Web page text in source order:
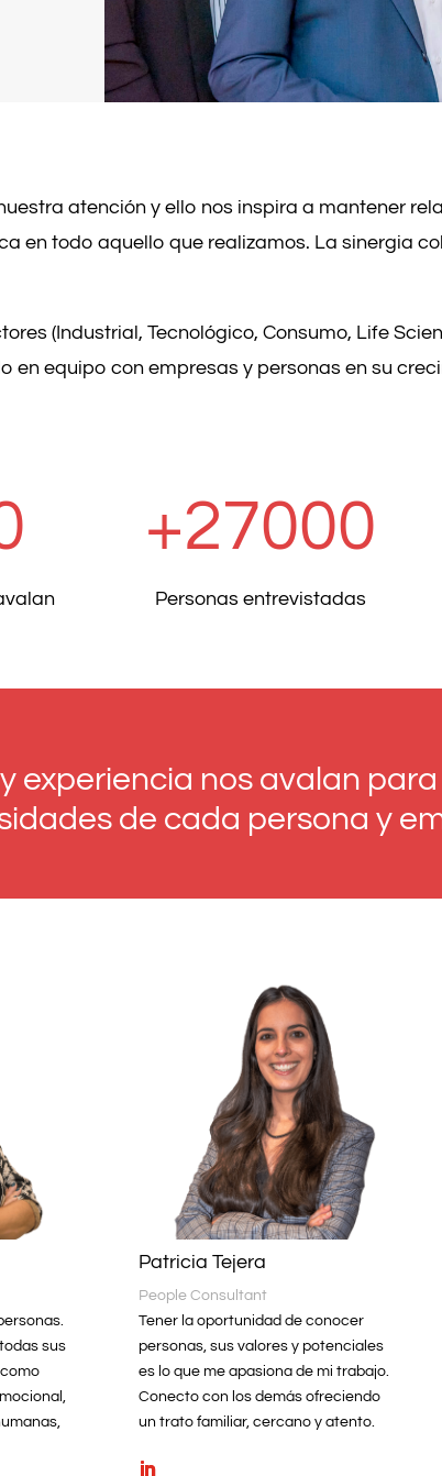
atención y ello nos inspira a mantener
en todo aquello que realizamos. La sinergia
(Industrial, Tecnológico, Consumo, Life
en equipo con empresas y personas en su
+27000
Personas entrevistadas
experiencia nos avalan
de cada persona y
sus
Patricia Tejera
People Consultant
Tener la oportunidad de conocer
personas, sus valores y potenciales
es lo que me apasiona de mi trabajo.
Conecto con los demás ofreciendo
un trato familiar, cercano y atento.